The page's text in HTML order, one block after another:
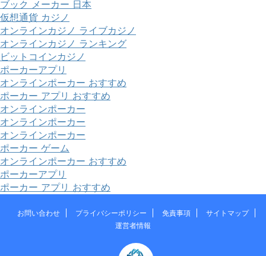
ブック メーカー 日本
仮想通貨 カジノ
オンラインカジノ ライブカジノ
オンラインカジノ ランキング
ビットコインカジノ
ポーカーアプリ
オンラインポーカー おすすめ
ポーカー アプリ おすすめ
オンラインポーカー
オンラインポーカー
オンラインポーカー
ポーカー ゲーム
オンラインポーカー おすすめ
ポーカーアプリ
ポーカー アプリ おすすめ
お問い合わせ プライバシーポリシー 免責事項
サイトマップ
運営者情報